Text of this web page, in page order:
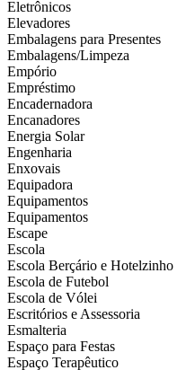
Eletrônicos
Elevadores
Embalagens para Presentes
Embalagens/Limpeza
Empório
Empréstimo
Encadernadora
Encanadores
Energia Solar
Engenharia
Enxovais
Equipadora
Equipamentos
Equipamentos
Escape
Escola
Escola Berçário e Hotelzinho
Escola de Futebol
Escola de Vólei
Escritórios e Assessoria
Esmalteria
Espaço para Festas
Espaço Terapêutico